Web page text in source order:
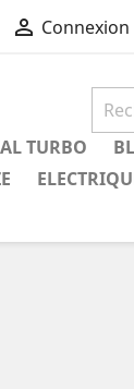
 Connexion
TURBO